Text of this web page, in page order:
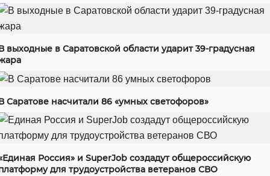
выходные в Саратовской области ударит 39-градусная
Саратове насчитали 86 «умных светофоров»
Россия» и SuperJob создадут общероссийскую
для трудоустройства ветеранов СВО